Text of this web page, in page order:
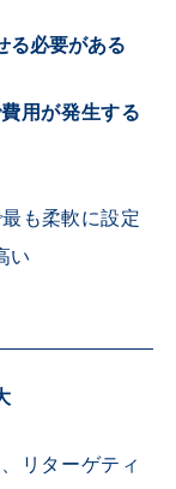
る必要がある
用が発生する
も柔軟に設定
い
リターゲティ